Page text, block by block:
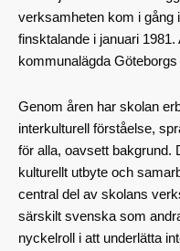
verksamheten kom i gång
finsktalande i januari
kommunalägda
Genom åren har skolan
interkulturell förståelse,
för alla, oavsett bakgrund.
kulturellt utbyte och
central del av skolans
särskilt svenska som
nyckelroll i att underlätta